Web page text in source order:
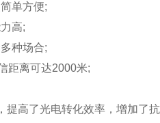
单方便;
高;
种场合;
离可达2000米;
高了光电转化效率，增加了